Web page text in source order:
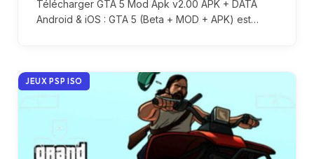
Télécharger GTA 5 Mod Apk v2.00 APK + DATA
Android & iOS : GTA 5 (Beta + MOD + APK) est…
JEUX PSP ISO